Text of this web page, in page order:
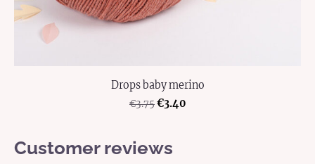
Drops baby merino
€3.75€3.40
Customer reviews